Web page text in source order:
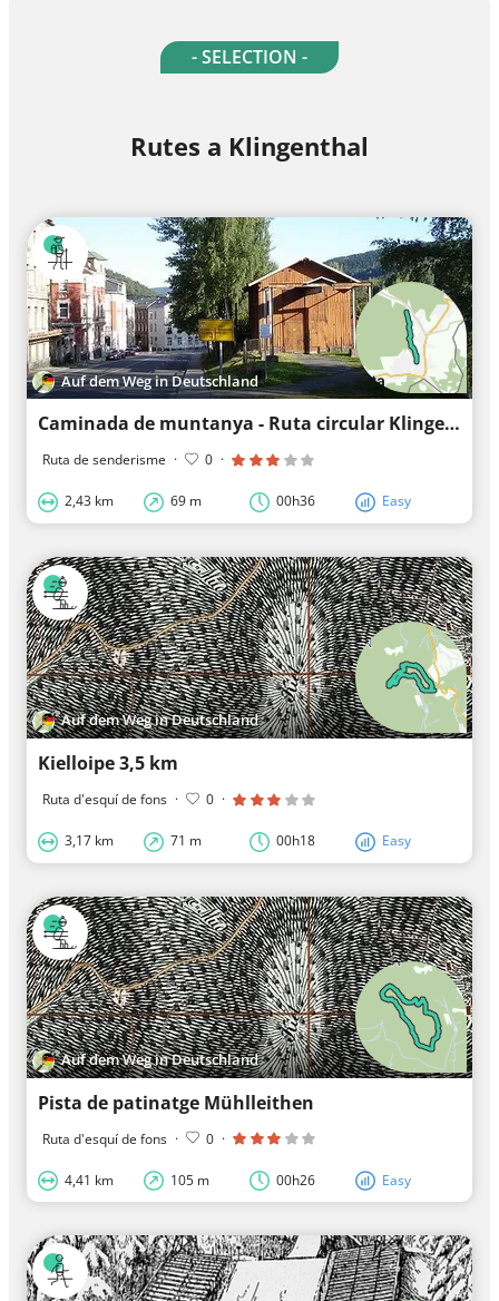
- SELECTION -
Rutes a Klingenthal
Auf dem Weg in Deutschland
Caminada de muntanya - Ruta circular Klingenthal-Zwota
Ruta de senderisme · 0 ·
2,43 km 69 m 00h36 Easy
Auf dem Weg in Deutschland
Kielloipe 3,5 km
Ruta d'esquí de fons · 0 ·
3,17 km 71 m 00h18 Easy
Auf dem Weg in Deutschland
Pista de patinatge Mühlleithen
Ruta d'esquí de fons · 0 ·
4,41 km 105 m 00h26 Easy